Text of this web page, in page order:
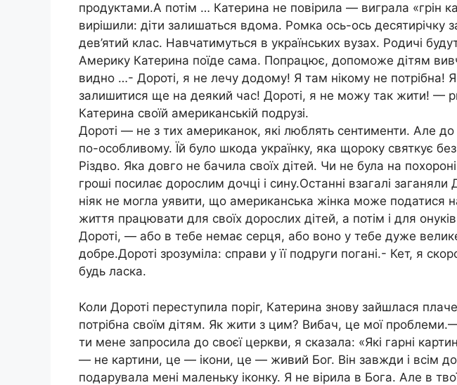
продуктами.А потім … Катерина не повірила — виграла «грін
вирішили: діти залишаться вдома. Ромка ось-ось десятирічку
дев’ятий клас. Навчатимуться в українських вузах. Родичі
Америку Катерина поїде сама. Попрацює, допоможе дітям
видно …- Дороті, я не лечу додому! Я там нікому не потрібна!
залишитися ще на деякий час! Дороті, я не можу так жити! —
Катерина своїй американській подрузі.
Дороті — не з тих американок, які люблять сентименти. Але
по-особливому. Їй було шкода українку, яка щороку святкує без
Різдво. Яка довго не бачила своїх дітей. Чи не була на
гроші посилає дорослим дочці і сину.Останні взагалі заганяли
ніяк не могла уявити, що американська жінка може податися
життя працювати для своїх дорослих дітей, a потім і для
Дороті, — або в тебе немає серця, або воно у тебе дуже
добре.Дороті зрозуміла: справи y її подруги погані.- Кет, я
будь ласка.
Коли Дороті переступила поріг, Катерина знову зайшлася
потрібна своїм дітям. Як жити з цим? Вибач, це мої
ти мене запросила до своєї церкви, я сказала: «Які гарні
— не картини, це — ікони, це — живий Бог. Він завжди і всім
подарувала мені маленьку іконку. Я не вірила в Бога. Але в